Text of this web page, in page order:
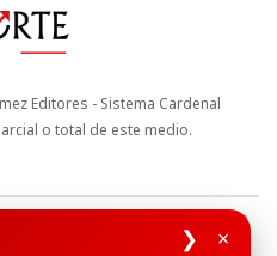
❯ ×
Editores - Sistema Cardenal
o total de este medio.
de Autor y Propiedad Intelectual
de Tratamiento de Datos